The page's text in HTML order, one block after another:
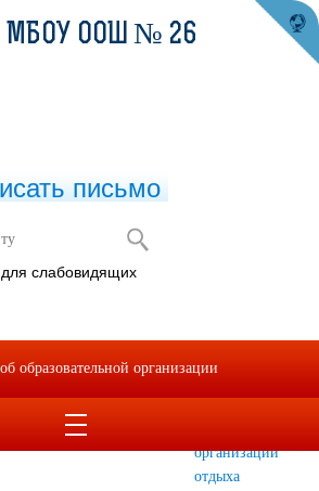
организации отдыха
обеспечение
организации
отдыха
МБОУ ООШ № 26
письмо
слабовидящих
образовательной организации